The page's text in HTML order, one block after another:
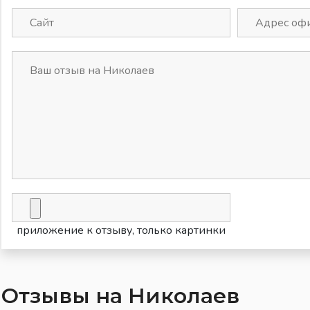
приложение к отзыву, только картинки
Отзывы на Николаев